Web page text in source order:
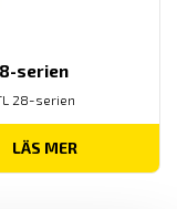
serien
28-serien
LÄS MER